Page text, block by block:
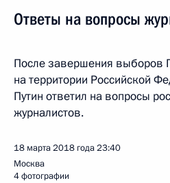
Ответы на вопросы
После завершения выборов
на территории Российской
Путин ответил на вопросы
журналистов.
18 марта 2018 года23:40
Москва
4 фотографии